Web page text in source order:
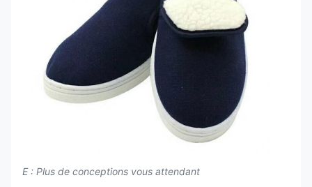
E : Plus de conceptions vous attendant